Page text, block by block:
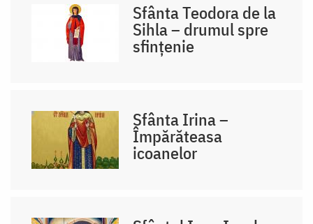
Sfânta Teodora de la
Sihla – drumul spre
sfințenie
Sfânta Irina –
Împărăteasa
icoanelor